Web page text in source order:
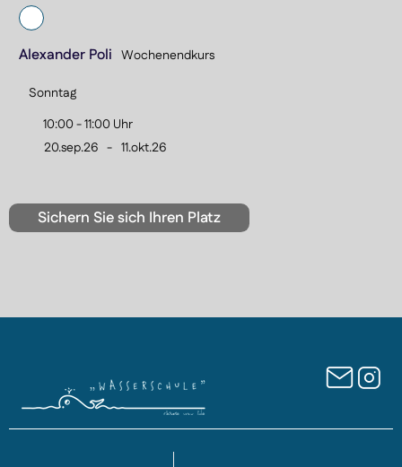
und eine sichere, vielseitige Schwimmfähigkeit vor.
Alexander Poli Wochenendkurs
Sonntag
10:00 - 11:00 Uhr
20.sep.26 - 11.okt.26
Sichern Sie sich Ihren Platz